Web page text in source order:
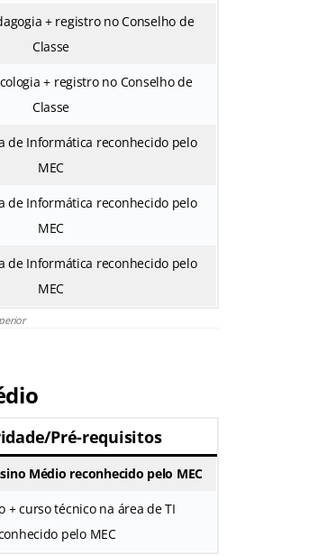
+ registro no Conselho de
Classe
+ registro no Conselho de
Classe
de Informática reconhecido pelo
MEC
de Informática reconhecido pelo
MEC
de Informática reconhecido pelo
MEC
Pré-requisitos
Médio reconhecido pelo MEC
+ curso técnico na área de TI
pelo MEC